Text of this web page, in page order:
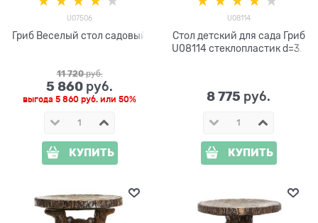
U07506
Гриб Веселый стол садовый
11 720 руб.
5 860 руб.
выгода 5 860 руб. или 50%
КУПИТЬ
U08114
Стол детский для сада Гриб
U08114 стеклопластик d=35
8 775 руб.
КУПИТЬ